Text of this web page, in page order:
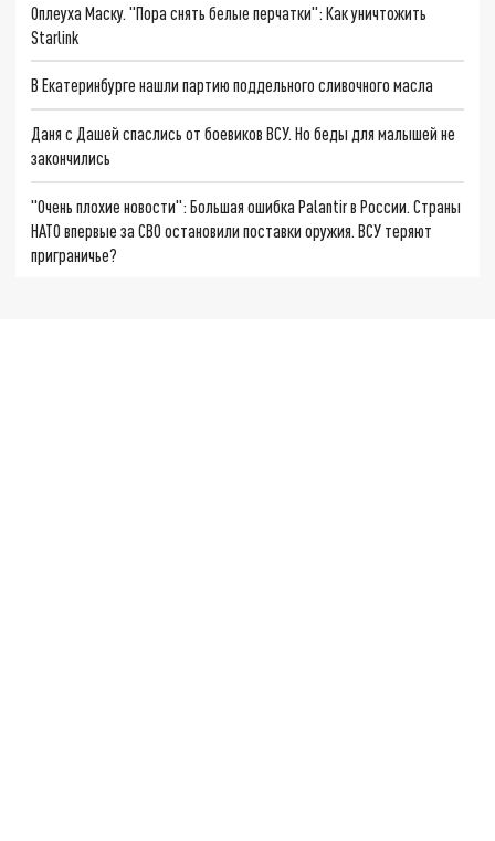
Оплеуха Маску. "Пора снять белые перчатки": Как уничтожить
Starlink
В Екатеринбурге нашли партию поддельного сливочного масла
Даня с Дашей спаслись от боевиков ВСУ. Но беды для малышей не
закончились
"Очень плохие новости": Большая ошибка Palantir в России. Страны
НАТО впервые за СВО остановили поставки оружия. ВСУ теряют
приграничье?